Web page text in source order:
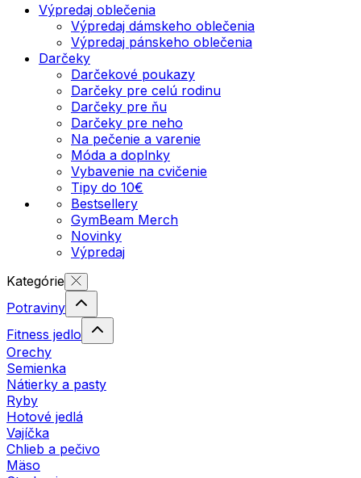
Výpredaj oblečenia
Výpredaj dámskeho oblečenia
Výpredaj pánskeho oblečenia
Darčeky
Darčekové poukazy
Darčeky pre celú rodinu
Darčeky pre ňu
Darčeky pre neho
Na pečenie a varenie
Móda a doplnky
Vybavenie na cvičenie
Tipy do 10€
Bestsellery
GymBeam Merch
Novinky
Výpredaj
Kategórie
Potraviny
Fitness jedlo
Orechy
Semienka
Nátierky a pasty
Ryby
Hotové jedlá
Vajíčka
Chlieb a pečivo
Mäso